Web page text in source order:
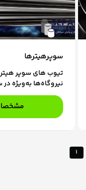
سوپرهیترها
تیوب های سوپر
نیروگاه‌ها به‌ویژه
هستند که نقش
بخار قبل از ورود به
نیروگاه‌ها چندین
1